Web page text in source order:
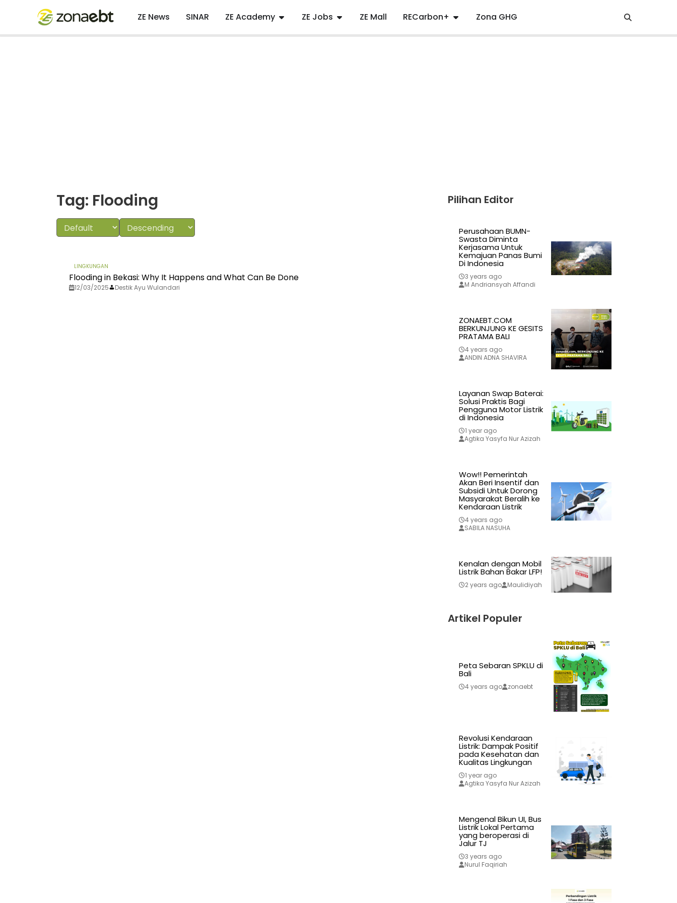
ZE News SINAR ZE Academy ZE Jobs ZE Mall RECarbon+ Zona GHG
Tag: Flooding
LINGKUNGAN
Flooding in Bekasi: Why It Happens and What Can Be Done
12/03/2025 Destik Ayu Wulandari
Pilihan Editor
Perusahaan BUMN-
Swasta Diminta
Kerjasama Untuk
Kemajuan Panas Bumi
Di Indonesia
3 years ago
M Andriansyah Affandi
ZONAEBT.COM
BERKUNJUNG KE GESITS
PRATAMA BALI
4 years ago
ANDIN ADNA SHAVIRA
Layanan Swap Baterai:
Solusi Praktis Bagi
Pengguna Motor Listrik
di Indonesia
1 year ago
Agtika Yasyfa Nur Azizah
Wow!! Pemerintah
Akan Beri Insentif dan
Subsidi Untuk Dorong
Masyarakat Beralih ke
Kendaraan Listrik
4 years ago
SABILA NASUHA
Kenalan dengan Mobil
Listrik Bahan Bakar LFP!
2 years ago Maulidiyah
Artikel Populer
Peta Sebaran SPKLU di
Bali
4 years ago zonaebt
Revolusi Kendaraan
Listrik: Dampak Positif
pada Kesehatan dan
Kualitas Lingkungan
1 year ago
Agtika Yasyfa Nur Azizah
Mengenal Bikun UI, Bus
Listrik Lokal Pertama
yang beroperasi di
Jalur TJ
3 years ago
Nurul Faqiriah